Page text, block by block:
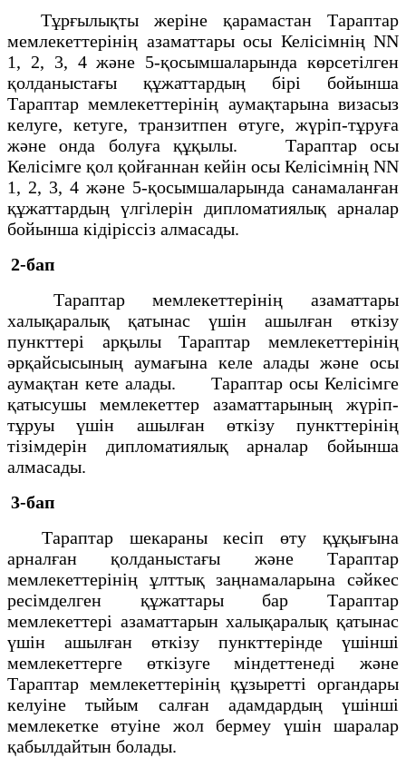
Тұрғылықты жерiне қарамастан Тараптар
мемлекеттерiнiң азаматтары осы Келiсiмнiң NN
1, 2, 3, 4 және 5-қосымшаларында көрсетiлген
қолданыстағы құжаттардың бiрi бойынша
Тараптар мемлекеттерiнiң аумақтарына визасыз
келуге, кетуге, транзитпен өтуге, жүрiп-тұруға
және онда болуға құқылы. Тараптар осы
Келiсiмге қол қойғаннан кейiн осы Келiсiмнiң NN
1, 2, 3, 4 және 5-қосымшаларында санамаланған
құжаттардың үлгiлерiн дипломатиялық арналар
бойынша кiдiрiссiз алмасады.
2-бап
Тараптар мемлекеттерiнiң азаматтары
халықаралық қатынас үшiн ашылған өткiзу
пункттерi арқылы Тараптар мемлекеттерiнiң
әрқайсысының аумағына келе алады және осы
аумақтан кете алады. Тараптар осы Келiсiмге
қатысушы мемлекеттер азаматтарының жүрiп-
тұруы үшiн ашылған өткiзу пункттерiнiң
тiзiмдерiн дипломатиялық арналар бойынша
алмасады.
3-бап
Тараптар шекараны кесiп өту құқығына
арналған қолданыстағы және Тараптар
мемлекеттерiнiң ұлттық заңнамаларына сәйкес
ресiмделген құжаттары бар Тараптар
мемлекеттерi азаматтарын халықаралық қатынас
үшiн ашылған өткiзу пункттерiнде үшiншi
мемлекеттерге өткiзуге мiндеттенедi және
Тараптар мемлекеттерiнiң құзыреттi органдары
келуiне тыйым салған адамдардың үшiншi
мемлекетке өтуiне жол бермеу үшiн шаралар
қабылдайтын болады.